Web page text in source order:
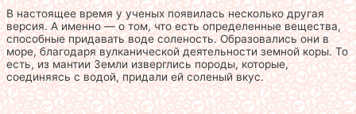
В настоящее время у ученых появилась несколько другая
версия. А именно — о том, что есть определенные вещества,
способные придавать воде соленость. Образовались они в
море, благодаря вулканической деятельности земной коры. То
есть, из мантии Земли изверглись породы, которые,
соединяясь с водой, придали ей соленый вкус.